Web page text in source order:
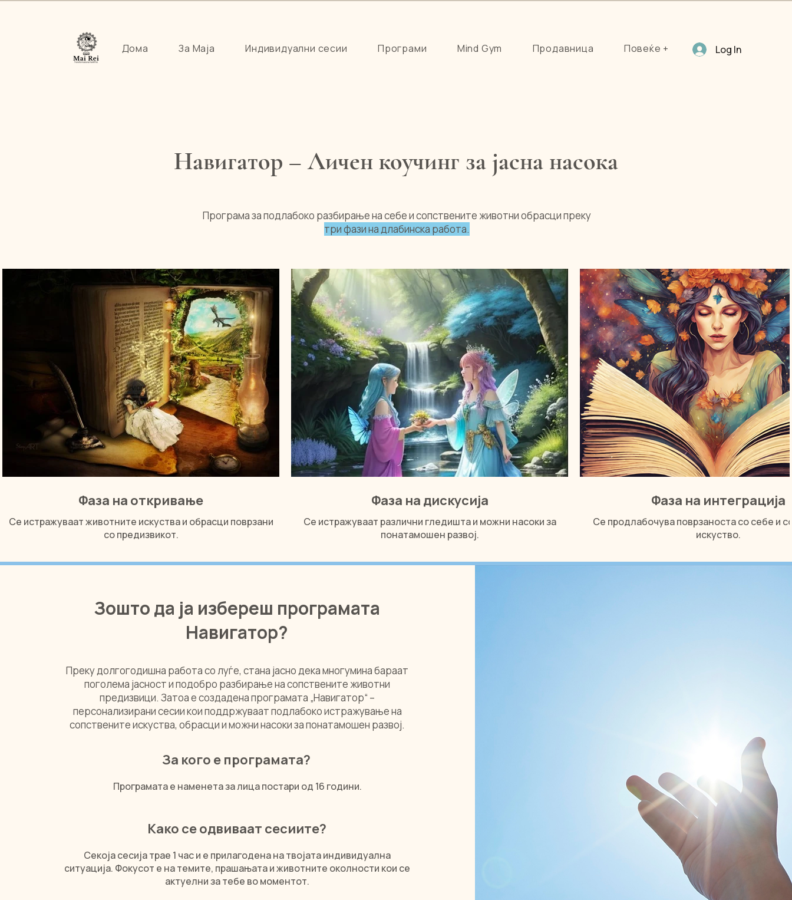
Дома За Маја Индивидуални сесии Програми Mind Gym Продавница Повеќе + Log In
Навигатор – Личен коучинг за јасна насока
Програма за подлабоко разбирање на себе и сопствените животни обрасци преку
три фази на длабинска работа.
Фаза на откривање
Се истражуваат животните искуства и обрасци поврзани
со предизвикот.
Фаза на дискусија
Се истражуваат различни гледишта и можни насоки за
понатамошен развој.
Фаза на интеграција
Се продлабочува поврзаноста со себе и
искуство.
Зошто да ја избереш програмата
Навигатор?
Преку долгогодишна работа со луѓе, стана јасно дека многумина бараат
поголема јасност и подобро разбирање на сопствените животни
предизвици. Затоа е создадена програмата „Навигатор“ –
персонализирани сесии кои поддржуваат подлабоко истражување на
сопствените искуства, обрасци и можни насоки за понатамошен развој.
За кого е програмата?
​Програмата е наменета за лица постари од 16 години.
Како се одвиваат сесиите?
Секоја сесија трае 1 час и е прилагодена на твојата индивидуална
ситуација. Фокусот е на темите, прашањата и животните околности кои се
актуелни за тебе во моментот.